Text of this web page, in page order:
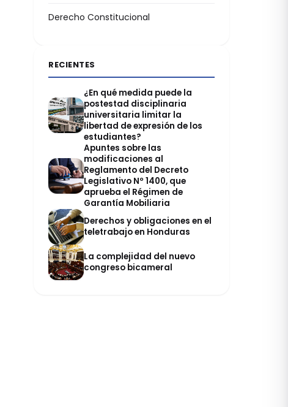
Derecho Constitucional
RECIENTES
¿En qué medida puede la
postestad disciplinaria
universitaria limitar la
libertad de expresión de los
estudiantes?
Apuntes sobre las
modificaciones al
Reglamento del Decreto
Legislativo Nº 1400, que
aprueba el Régimen de
Garantía Mobiliaria
Derechos y obligaciones en el
teletrabajo en Honduras
La complejidad del nuevo
congreso bicameral